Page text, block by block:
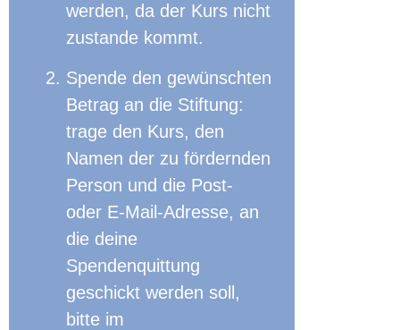
werden, da der Kurs nicht
zustande kommt.
Spende den gewünschten
Betrag an die Stiftung:
trage den Kurs, den
Namen der zu fördernden
Person und die Post-
oder E-Mail-Adresse, an
die deine
Spendenquittung
geschickt werden soll,
bitte im